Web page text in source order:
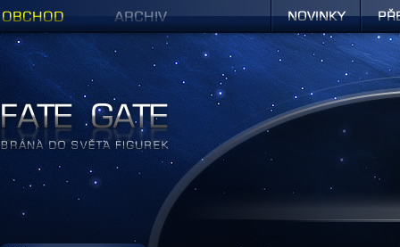
Figurky a sošky | Fate Gate